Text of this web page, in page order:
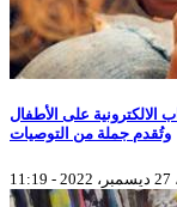
الالكترونية على الأطفال
وتُقدم جملة من التوصيات